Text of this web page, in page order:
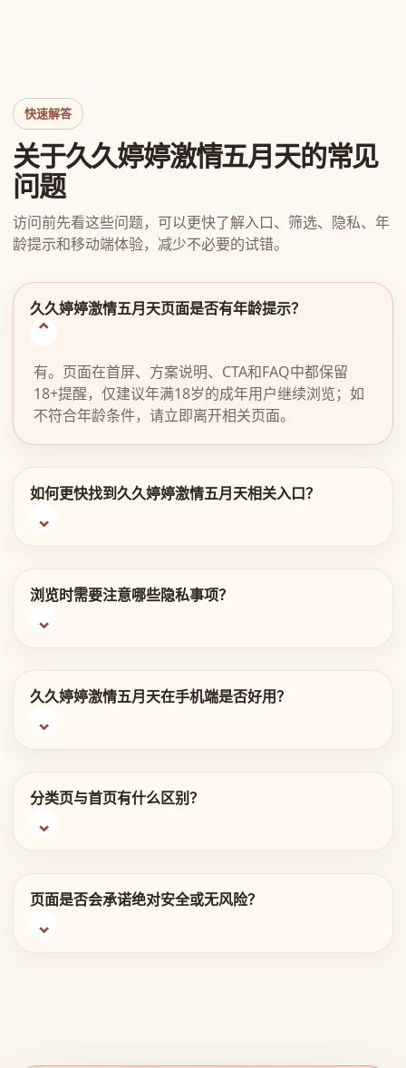
快速解答
关于久久婷婷激情五月天的常见
问题
访问前先看这些问题，可以更快了解入口、筛选、隐私、年
龄提示和移动端体验，减少不必要的试错。
久久婷婷激情五月天页面是否有年龄提示？
有。页面在首屏、方案说明、CTA和FAQ中都保留
18+提醒，仅建议年满18岁的成年用户继续浏览；如
不符合年龄条件，请立即离开相关页面。
如何更快找到久久婷婷激情五月天相关入口？
浏览时需要注意哪些隐私事项？
久久婷婷激情五月天在手机端是否好用？
分类页与首页有什么区别？
页面是否会承诺绝对安全或无风险？